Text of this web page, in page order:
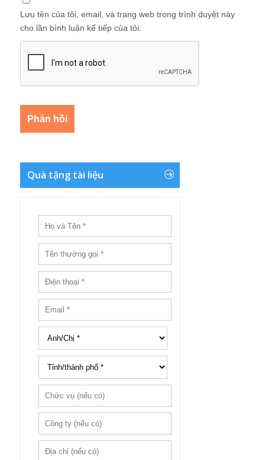
Lưu tên của tôi, email, và trang web trong trình duyệt này
cho lần bình luận kế tiếp của tôi.
Quà tặng tài liệu